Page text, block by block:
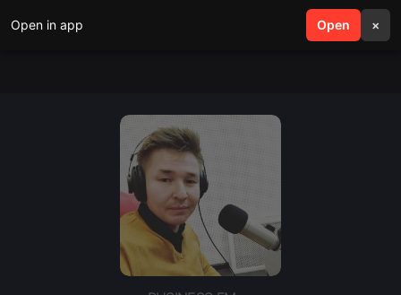
Open in app Open ×
search menu